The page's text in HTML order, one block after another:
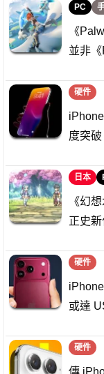
PC
《
並非
硬件
度突
日本
《幻
正史
硬件
或達
硬件
傳